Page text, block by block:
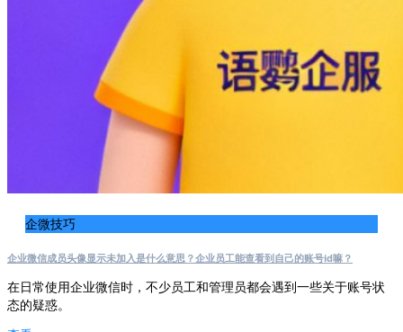
企微技巧
企业微信成员头像显示未加入是什么意思？企业员工能查看到自己的账号id嘛？
在日常使用企业微信时，不少员工和管理员都会遇到一些关于账号状
态的疑惑。